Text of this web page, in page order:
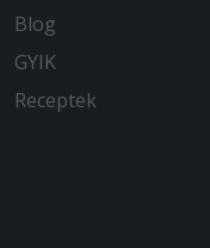
Blog
GYIK
Receptek